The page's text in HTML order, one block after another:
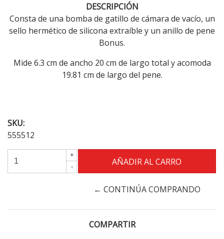
DESCRIPCIÓN
Consta de una bomba de gatillo de cámara de vacío, un
sello hermético de silicona extraíble y un anillo de pene
Bonus.
Mide 6.3 cm de ancho 20 cm de largo total y acomoda
19.81 cm de largo del pene.
SKU:
555512
+
-
← CONTINÚA COMPRANDO
COMPARTIR